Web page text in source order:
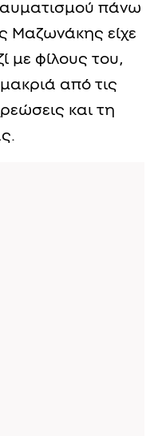
πάνω
Μαζωνάκης είχε
με φίλους του,
από τις
και τη